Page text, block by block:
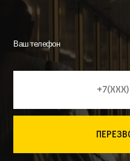
Ваш телефон